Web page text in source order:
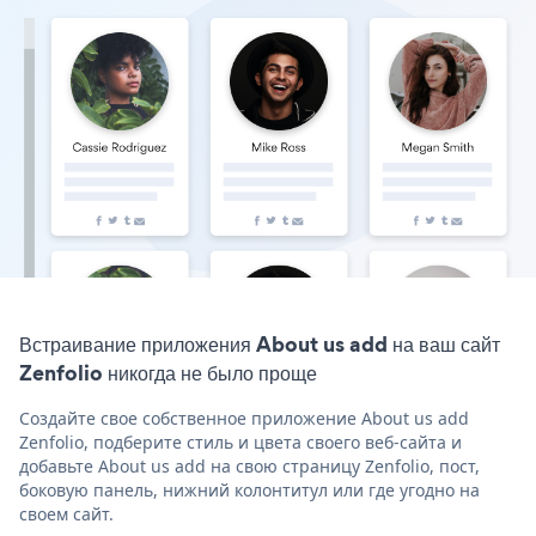
Встраивание приложения About us add на ваш сайт
Zenfolio никогда не было проще
Создайте свое собственное приложение About us add
Zenfolio, подберите стиль и цвета своего веб-сайта и
добавьте About us add на свою страницу Zenfolio, пост,
боковую панель, нижний колонтитул или где угодно на
своем сайт.